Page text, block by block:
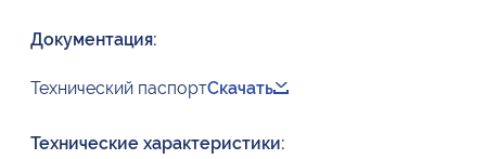
Документация:
Технический паспортСкачать
Технические характеристики: